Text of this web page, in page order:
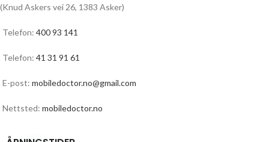
(Knud Askers vei 26, 1383 Asker)
Telefon: 400 93 141
Telefon: 41 31 91 61
E-post: mobiledoctor.no@gmail.com
Nettsted: mobiledoctor.no